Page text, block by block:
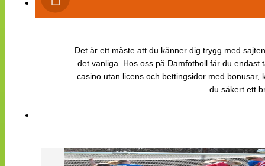
Det är ett måste att du känner dig trygg med
det vanliga. Hos oss på Damfotboll får du
casino utan licens och bettingsidor med
du säkert ett